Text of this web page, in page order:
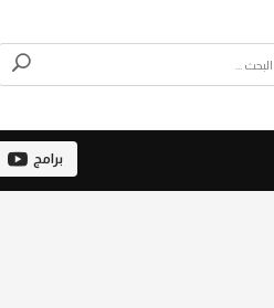
برامج